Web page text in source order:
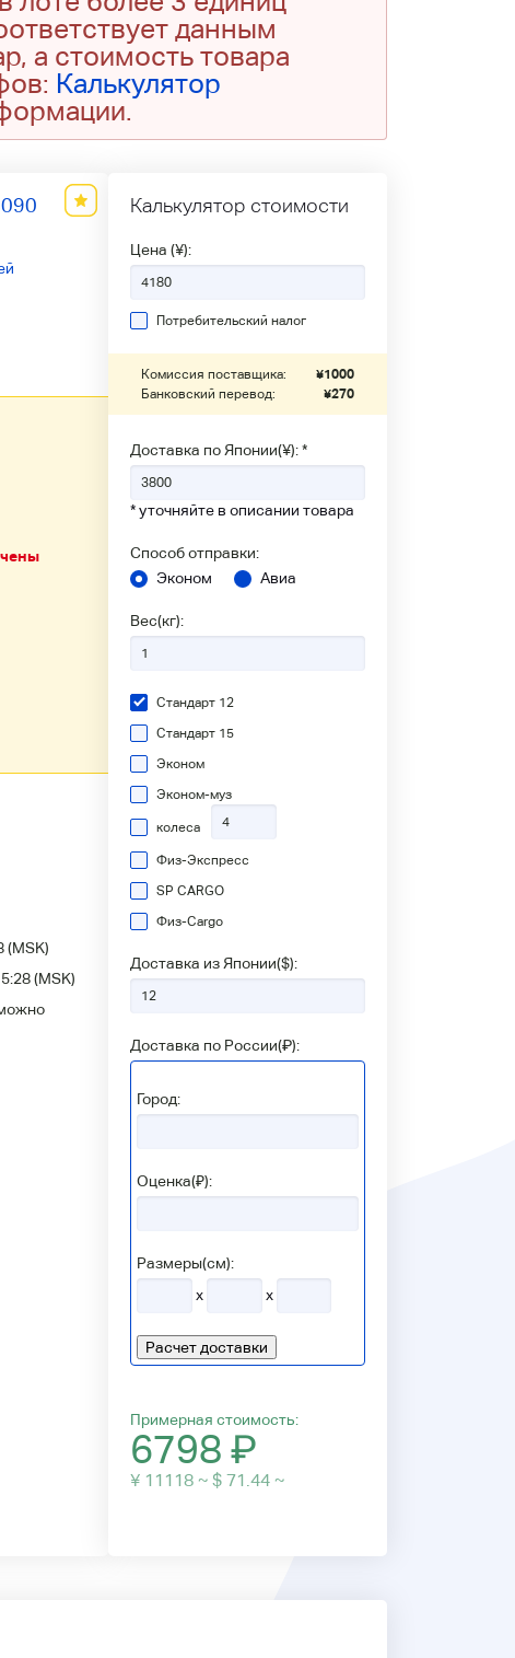
данным
а стоимость товара
Калькулятор
(MSK)
(MSK)
Калькулятор стоимости
Цена (¥):
Потребительский налог
Комиссия поставщика: ¥1000
Банковский перевод:
¥270
Доставка по Японии(¥): *
* уточняйте в описании товара
Способ отправки:
Эконом
Авиа
Вес(кг):
Стандарт 12
Стандарт 15
Эконом
Эконом-муз
колеса
Физ-Экспресс
SP CARGO
Физ-Сargo
Доставка из Японии($):
Доставка по России(₽):
Город:
Оценка(₽):
Размеры(см):
x
x
Расчет доставки
Примерная стоимость:
6798 ₽
¥ 11118 ~ $ 71.44 ~